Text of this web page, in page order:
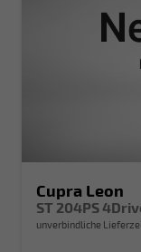
Cupra Leon
unverbindliche